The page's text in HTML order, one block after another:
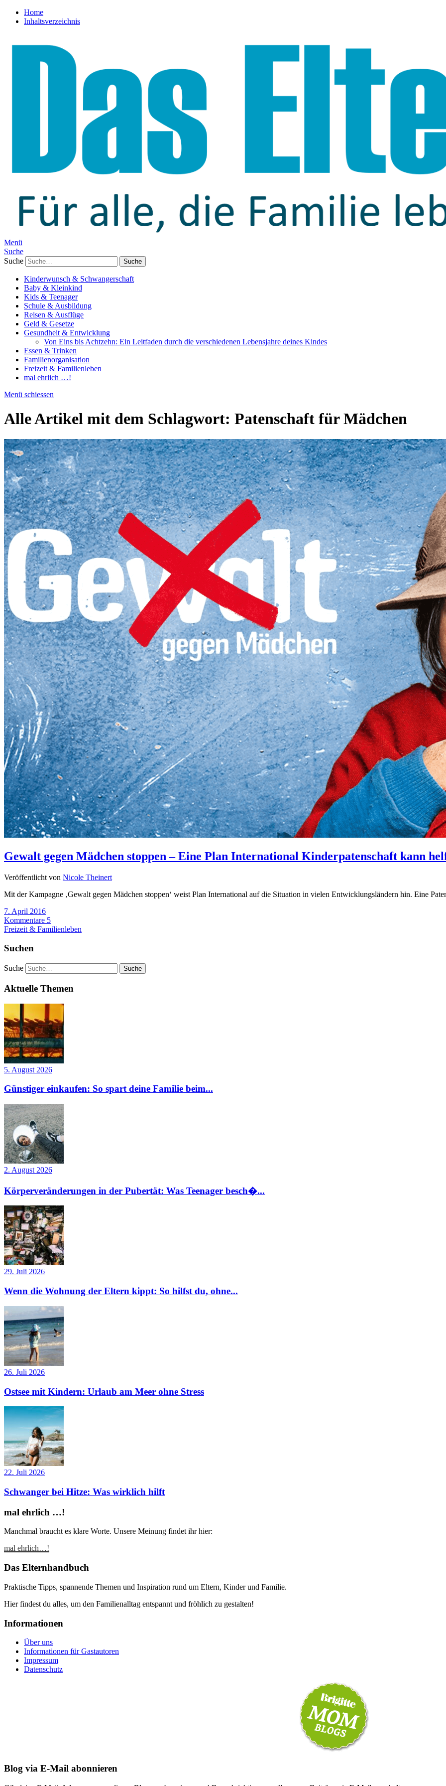
Home
Inhaltsverzeichnis
Menü
Suche
Suche
Kinderwunsch & Schwangerschaft
Baby & Kleinkind
Kids & Teenager
Schule & Ausbildung
Reisen & Ausflüge
Geld & Gesetze
Gesundheit & Entwicklung
Von Eins bis Achtzehn: Ein Leitfaden durch die verschiedenen Lebensjahre deines Kindes
Essen & Trinken
Familienorganisation
Freizeit & Familienleben
mal ehrlich …!
Menü schiessen
Alle Artikel mit dem Schlagwort: Patenschaft für Mädchen
Gewalt gegen Mädchen stoppen – Eine Plan International Kinderpatenschaft kann
Veröffentlicht von Nicole Theinert
Mit der Kampagne ‚Gewalt gegen Mädchen stoppen‘ weist Plan International auf die Situation in vielen Entwicklungsländern hin. Eine
7. April 2016
Kommentare 5
Freizeit & Familienleben
Suchen
Suche
Aktuelle Themen
5. August 2026
Günstiger einkaufen: So spart deine Familie beim...
2. August 2026
Körperveränderungen in der Pubertät: Was Teenager besch�...
29. Juli 2026
Wenn die Wohnung der Eltern kippt: So hilfst du, ohne...
26. Juli 2026
Ostsee mit Kindern: Urlaub am Meer ohne Stress
22. Juli 2026
Schwanger bei Hitze: Was wirklich hilft
mal ehrlich …!
Manchmal braucht es klare Worte. Unsere Meinung findet ihr hier:
mal ehrlich…!
Das Elternhandbuch
Praktische Tipps, spannende Themen und Inspiration rund um Eltern, Kinder und Familie.
Hier findest du alles, um den Familienalltag entspannt und fröhlich zu gestalten!
Informationen
Über uns
Informationen für Gastautoren
Impressum
Datenschutz
Blog via E-Mail abonnieren